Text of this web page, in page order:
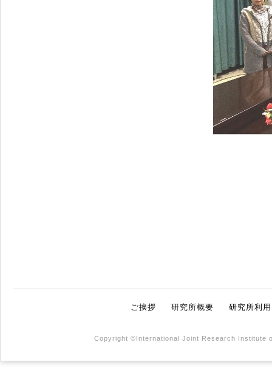
ご挨拶 研究所概要 研究所利
Copyright ©International Joint Research Institute